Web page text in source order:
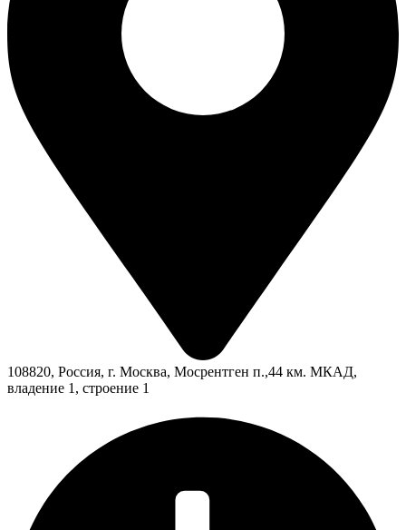
108820, Россия, г. Москва, Мосрентген п.,44 км. МКАД,
владение 1, строение 1